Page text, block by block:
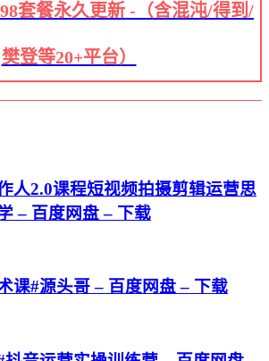
套餐永久更新 -（含混沌/得到/
樊登等20+平台）
人2.0课程短视频拍摄剪辑运营思
– 百度网盘 – 下载
课#源头哥 – 百度网盘 – 下载